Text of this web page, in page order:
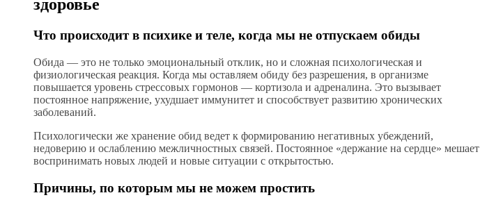
здоровье
Что происходит в психике и теле, когда мы не отпускаем обиды
Обида — это не только эмоциональный отклик, но и сложная психологическая и
физиологическая реакция. Когда мы оставляем обиду без разрешения, в организме
повышается уровень стрессовых гормонов — кортизола и адреналина. Это вызывает
постоянное напряжение, ухудшает иммунитет и способствует развитию хронических
заболеваний.
Психологически же хранение обид ведет к формированию негативных убеждений,
недоверию и ослаблению межличностных связей. Постоянное «держание на сердце» мешает
воспринимать новых людей и новые ситуации с открытостью.
Причины, по которым мы не можем простить